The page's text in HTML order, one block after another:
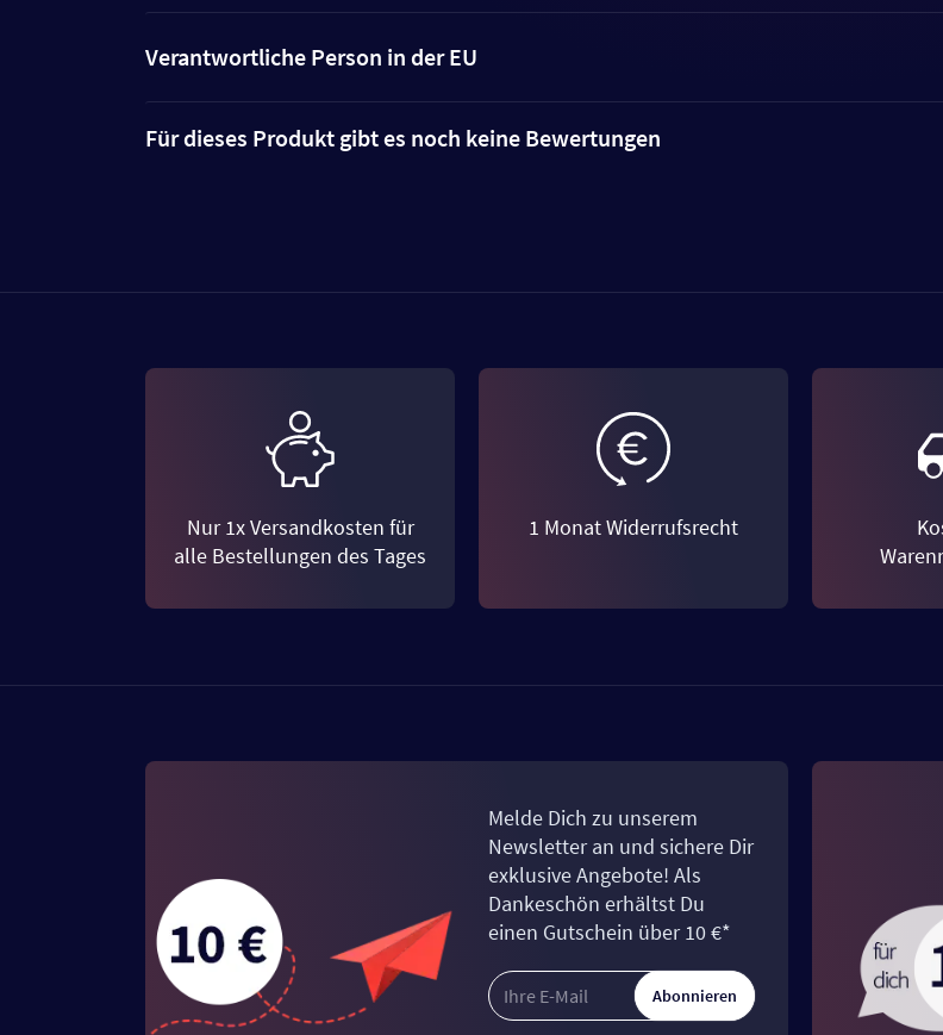
Verantwortliche Person in der EU
Für dieses Produkt gibt es noch keine Bewertungen
Nur 1x Versandkosten für
alle Bestellungen des Tages
1 Monat Widerrufsrecht
Melde Dich zu unserem
Newsletter an und sichere Dir
exklusive Angebote! Als
Dankeschön erhältst Du
einen Gutschein über 10 €*
Abonnieren